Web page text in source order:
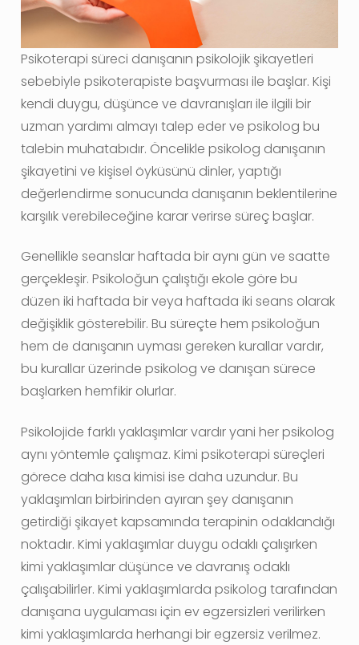
Psikoterapi süreci danışanın psikolojik şikayetleri
sebebiyle psikoterapiste başvurması ile başlar. Kişi
kendi duygu, düşünce ve davranışları ile ilgili bir
uzman yardımı almayı talep eder ve psikolog bu
talebin muhatabıdır. Öncelikle psikolog danışanın
şikayetini ve kişisel öyküsünü dinler, yaptığı
değerlendirme sonucunda danışanın beklentilerine
karşılık verebileceğine karar verirse süreç başlar.
Genellikle seanslar haftada bir aynı gün ve saatte
gerçekleşir. Psikoloğun çalıştığı ekole göre bu
düzen iki haftada bir veya haftada iki seans olarak
değişiklik gösterebilir. Bu süreçte hem psikoloğun
hem de danışanın uyması gereken kurallar vardır,
bu kurallar üzerinde psikolog ve danışan sürece
başlarken hemfikir olurlar.
Psikolojide farklı yaklaşımlar vardır yani her psikolog
aynı yöntemle çalışmaz. Kimi psikoterapi süreçleri
görece daha kısa kimisi ise daha uzundur. Bu
yaklaşımları birbirinden ayıran şey danışanın
getirdiği şikayet kapsamında terapinin odaklandığı
noktadır. Kimi yaklaşımlar duygu odaklı çalışırken
kimi yaklaşımlar düşünce ve davranış odaklı
çalışabilirler. Kimi yaklaşımlarda psikolog tarafından
danışana uygulaması için ev egzersizleri verilirken
kimi yaklaşımlarda herhangi bir egzersiz verilmez.